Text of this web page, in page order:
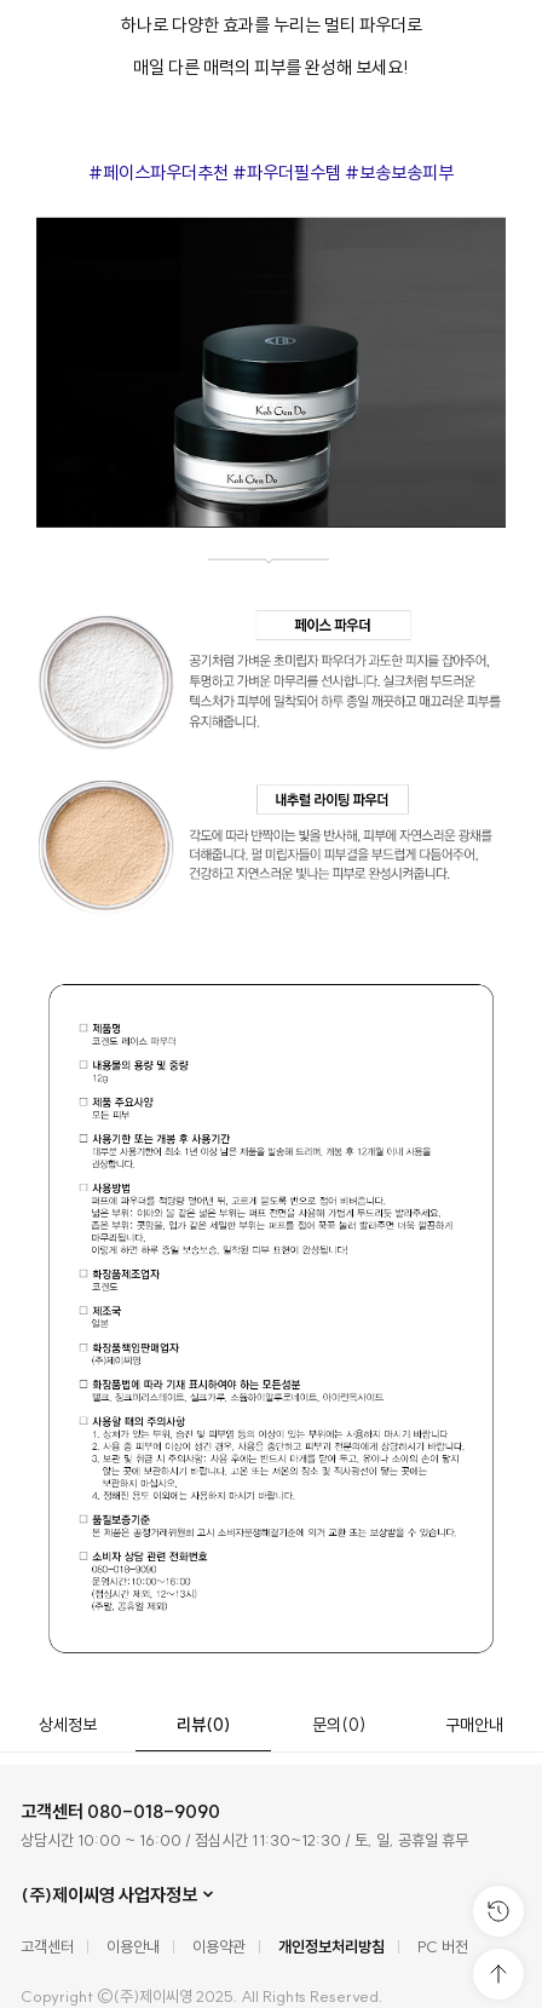
하나로 다양한 효과를 누리는 멀티 파우더로
매일 다른 매력의 피부를 완성해 보세요!
#페이스파우더추천 #파우더필수템 #보송보송피부
상세정보 리뷰(0) 문의 (0) 구매안내
고객센터 080-018-9090
상담시간 10:00 ~ 16:00 / 점심시간 11:30~12:30 / 토, 일, 공휴일 휴무
(주)제이씨영 사업자정보
고객센터 이용안내 이용약관 개인정보처리방침 PC 버전
Copyright ©(주)제이씨영 2025. All Rights Reserved.